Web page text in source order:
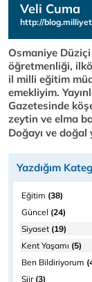
Veli Cuma
http://
Osmaniye Düziçi
öğretmenliği,
il milli eğitim
emekliyim.
Gazetesinde
zeytin ve elma
Doğayı ve doğal
Yazdığım
Eğitim (38)
Güncel (24)
Siyaset (19)
Kent Yaşamı (5)
Ben Bildiriyorum
Şiir(3)